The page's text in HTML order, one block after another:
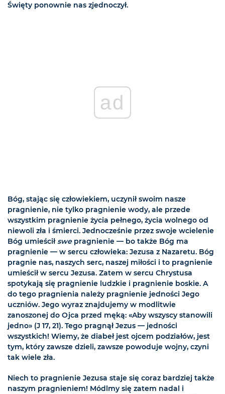
Święty ponownie nas zjednoczył.
ad
Bóg, stając się człowiekiem, uczynił swoim nasze
pragnienie, nie tylko pragnienie wody, ale przede
wszystkim pragnienie życia pełnego, życia wolnego od
niewoli zła i śmierci. Jednocześnie przez swoje wcielenie
Bóg umieściłswepragnienie — bo także Bóg ma
pragnienie — w sercu człowieka: Jezusa z Nazaretu. Bóg
pragnie nas, naszych serc, naszej miłości i to pragnienie
umieścił w sercu Jezusa. Zatem w sercu Chrystusa
spotykają się pragnienie ludzkie i pragnienie boskie. A
do tego pragnienia należy pragnienie jedności Jego
uczniów. Jego wyraz znajdujemy w modlitwie
zanoszonej do Ojca przed męką: «Aby wszyscy stanowili
jedno» (J 17, 21). Tego pragnął Jezus — jedności
wszystkich! Wiemy, że diabeł jest ojcem podziałów, jest
tym, który zawsze dzieli, zawsze powoduje wojny, czyni
tak wiele zła.
Niech to pragnienie Jezusa staje się coraz bardziej także
naszym pragnieniem! Módlmy się zatem nadal i